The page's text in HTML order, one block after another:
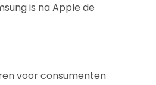
is na Apple de
voor consumenten